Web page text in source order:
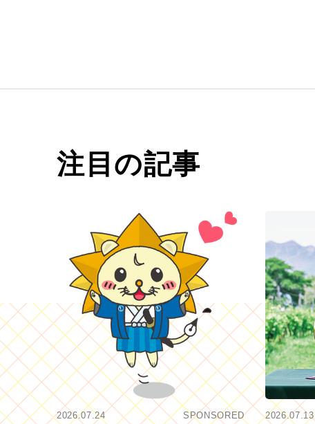
注目の記事
2026.07.24 SPONSORED 2026.07.13